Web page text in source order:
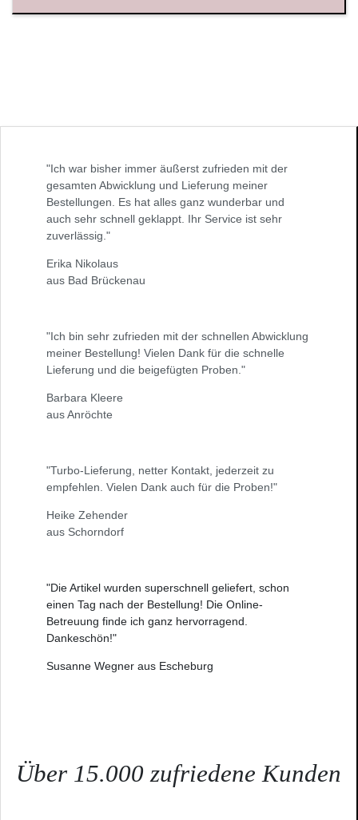
"Ich war bisher immer äußerst zufrieden mit der
gesamten Abwicklung und Lieferung meiner
Bestellungen. Es hat alles ganz wunderbar und
auch sehr schnell geklappt. Ihr Service ist sehr
zuverlässig."
Erika Nikolaus
aus Bad Brückenau
"Ich bin sehr zufrieden mit der schnellen Abwicklung
meiner Bestellung! Vielen Dank für die schnelle
Lieferung und die beigefügten Proben."
Barbara Kleere
aus Anröchte
"Turbo-Lieferung, netter Kontakt, jederzeit zu
empfehlen. Vielen Dank auch für die Proben!"
Heike Zehender
aus Schorndorf
"Die Artikel wurden superschnell geliefert, schon
einen Tag nach der Bestellung! Die Online-
Betreuung finde ich ganz hervorragend.
Dankeschön!"
Susanne Wegner aus Escheburg
Über 15.000 zufriedene Kunden